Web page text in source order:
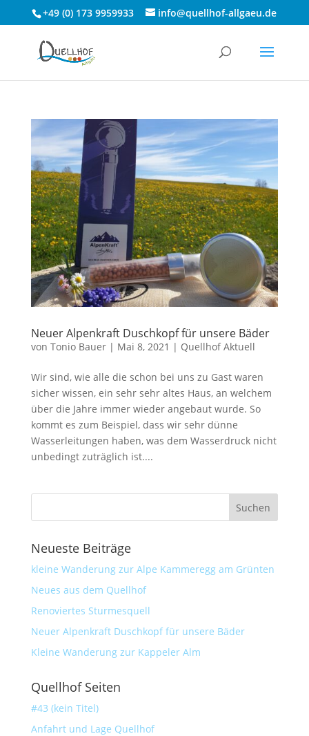
+49 (0) 173 9959933 info@quellhof-allgaeu.de
Neuer Alpenkraft Duschkopf für unsere Bäder
von Tonio Bauer| Mai 8, 2021 | Quellhof Aktuell
Wir sind, wie alle die schon bei uns zu Gast waren
sicher wissen, ein sehr sehr altes Haus, an welchem
über die Jahre immer wieder angebaut wurde. So
kommt es zum Beispiel, dass wir sehr dünne
Wasserleitungen haben, was dem Wasserdruck nicht
unbedingt zuträglich ist....
Neueste Beiträge
kleine Wanderung zur Alpe Kammeregg am Grünten
Neues aus dem Quellhof
Renoviertes Sturmesquell
Neuer Alpenkraft Duschkopf für unsere Bäder
Kleine Wanderung zur Kappeler Alm
Quellhof Seiten
#43 (kein Titel)
Anfahrt und Lage Quellhof